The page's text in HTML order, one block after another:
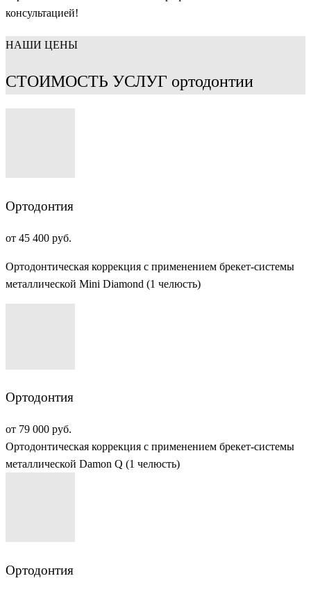
консультацией!
НАШИ ЦЕНЫ
СТОИМОСТЬ УСЛУГ ортодонтии
Ортодонтия
от 45 400 руб.
Ортодонтическая коррекция с применением брекет-системы
металлической Mini Diamond (1 челюсть)
Ортодонтия
от 79 000 руб.
Ортодонтическая коррекция с применением брекет-системы
металлической Damon Q (1 челюсть)
Ортодонтия